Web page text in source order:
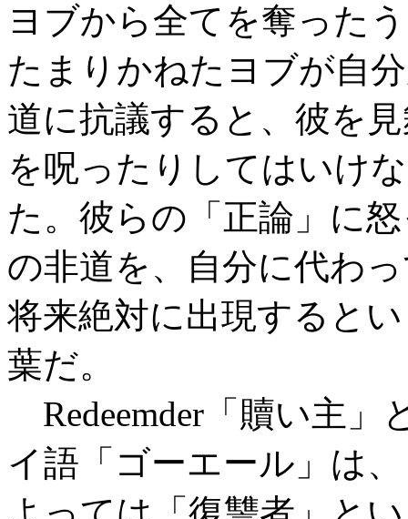
ヨブから全てを奪った
たまりかねたヨブが自
道に抗議すると、彼を
を呪ったりしてはいけ
た。彼らの「正論」に
の非道を、自分に代わ
将来絶対に出現すると
葉だ。
Redeemder「贖い主」
イ語「ゴーエール」は